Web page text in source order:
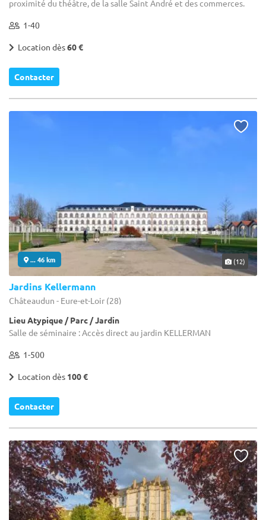
proximité du théâtre, de la salle Saint André et des commerces.
1-40
Location dès60 €
Contacter
... 46 km (12)
Jardins Kellermann
Châteaudun - Eure-et-Loir (28)
Lieu Atypique / Parc / Jardin
Salle de séminaire : Accès direct au jardin KELLERMAN
1-500
Location dès 100 €
Contacter